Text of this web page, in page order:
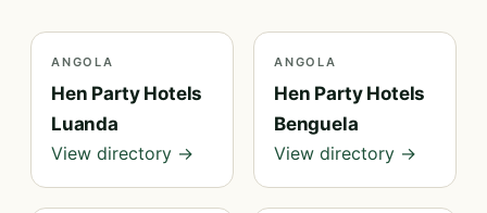
ANGOLA
Hen Party Hotels
Luanda
View directory →
ANGOLA
Hen Party Hotels
Benguela
View directory →